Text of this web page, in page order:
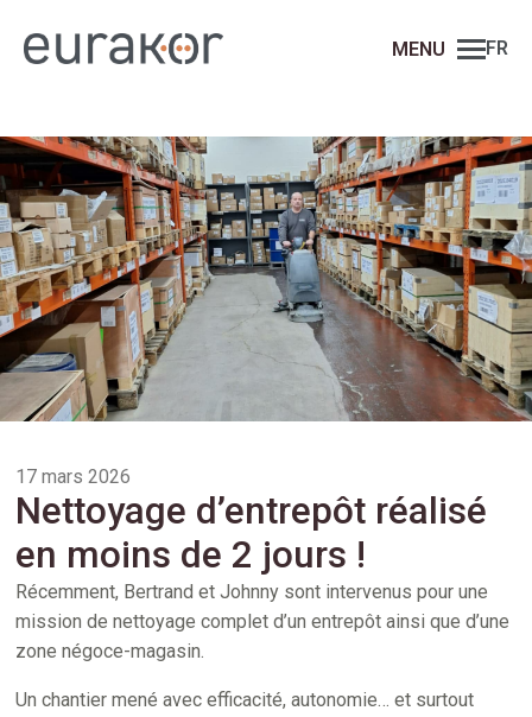
FR
17 mars 2026
Nettoyage d’entrepôt réalisé
en moins de 2 jours !
Récemment, Bertrand et Johnny sont intervenus pour une
mission de nettoyage complet d’un entrepôt ainsi que d’une
zone négoce-magasin.
Un chantier mené avec efficacité, autonomie… et surtout